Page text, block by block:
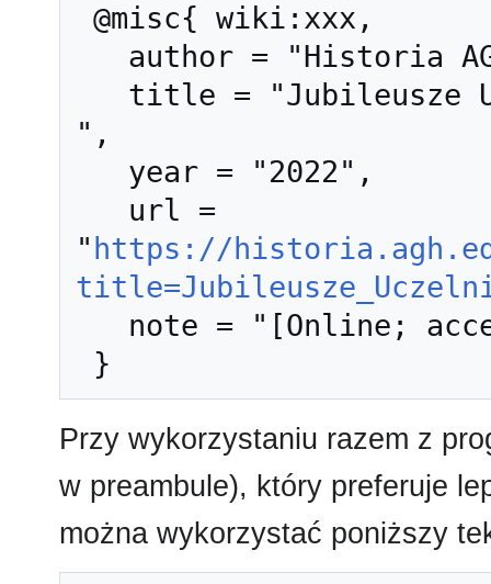
",
" https://
Przy wykorzystaniu razem z
w preambule), który preferuje
można wykorzystać poniższy